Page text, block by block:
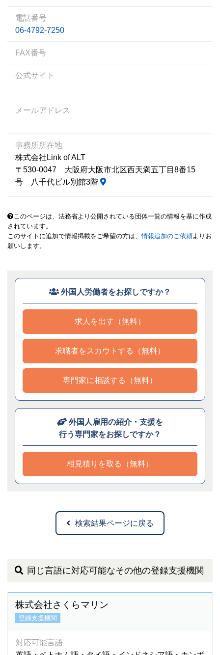
電話番号
06-4792-7250
FAX番号
公式サイト
メールアドレス
事務所所在地
株式会社Link of ALT
〒530-0047 大阪府大阪市北区西天満五丁目8番15
号 八千代ビル別館3階
このページは、法務省より公開されている団体一覧の情報を基に作成
されています。
このサイトに追加で情報掲載をご希望の方は、情報追加のご依頼よりお
願いします。
外国人労働者をお探しですか？
求人を出す（無料）
求職者をスカウトする（無料）
専門家に相談する（無料）
外国人雇用の紹介・支援を
行う専門家をお探しですか？
相見積りを取る（無料）
検索結果ページに戻る
同じ言語に対応可能なその他の登録支援機関
株式会社さくらマリン
登録支援機関
対応可能言語